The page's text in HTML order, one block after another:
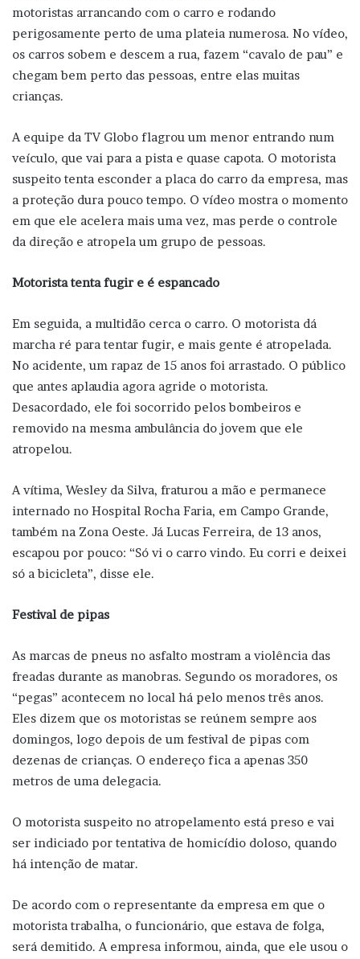
motoristas arrancando com o carro e rodando
perigosamente perto de uma plateia numerosa. No vídeo,
os carros sobem e descem a rua, fazem “cavalo de pau” e
chegam bem perto das pessoas, entre elas muitas
crianças.
A equipe da TV Globo flagrou um menor entrando num
veículo, que vai para a pista e quase capota. O motorista
suspeito tenta esconder a placa do carro da empresa, mas
a proteção dura pouco tempo. O vídeo mostra o momento
em que ele acelera mais uma vez, mas perde o controle
da direção e atropela um grupo de pessoas.
Motorista tenta fugir e é espancado
Em seguida, a multidão cerca o carro. O motorista dá
marcha ré para tentar fugir, e mais gente é atropelada.
No acidente, um rapaz de 15 anos foi arrastado. O público
que antes aplaudia agora agride o motorista.
Desacordado, ele foi socorrido pelos bombeiros e
removido na mesma ambulância do jovem que ele
atropelou.
A vítima, Wesley da Silva, fraturou a mão e permanece
internado no Hospital Rocha Faria, em Campo Grande,
também na Zona Oeste. Já Lucas Ferreira, de 13 anos,
escapou por pouco: “Só vi o carro vindo. Eu corri e deixei
só a bicicleta”, disse ele.
Festival de pipas
As marcas de pneus no asfalto mostram a violência das
freadas durante as manobras. Segundo os moradores, os
“pegas” acontecem no local há pelo menos três anos.
Eles dizem que os motoristas se reúnem sempre aos
domingos, logo depois de um festival de pipas com
dezenas de crianças. O endereço fica a apenas 350
metros de uma delegacia.
O motorista suspeito no atropelamento está preso e vai
ser indiciado por tentativa de homicídio doloso, quando
há intenção de matar.
De acordo com o representante da empresa em que o
motorista trabalha, o funcionário, que estava de folga,
será demitido. A empresa informou, ainda, que ele usou o